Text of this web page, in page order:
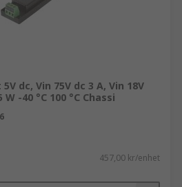
dc, Vin 75V dc 3 A, Vin 18V
-40 °C 100 °C Chassi
457,00 kr/enhet